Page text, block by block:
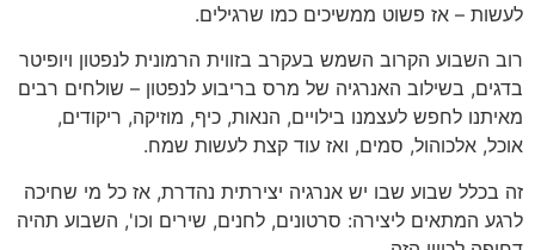
לעשות – אז פשוט ממשיכים כמו שרגילים.
רוב השבוע הקרוב השמש בעקרב בזווית הרמונית לנפטון ויופיטר
בדגים, בשילוב האנרגיה של מרס בריבוע לנפטון – שולחים רבים
מאיתנו לחפש לעצמנו בילויים, הנאות, כיף, מוזיקה, ריקודים,
אוכל, אלכוהול, סמים, ואז עוד קצת לעשות שמח.
זה בכלל שבוע שבו יש אנרגיה יצירתית נהדרת, אז כל מי שחיכה
לרגע המתאים ליצירה: סרטונים, לחנים, שירים וכו', השבוע תהיה